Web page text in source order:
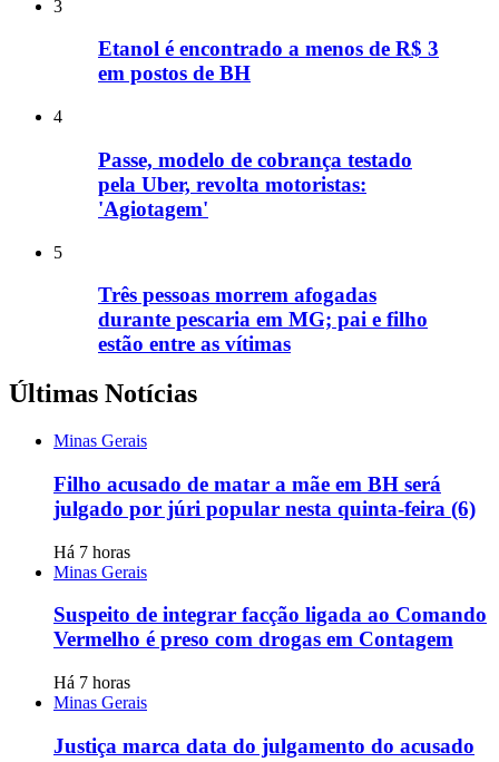
3
Etanol é encontrado a menos de R$ 3
em postos de BH
4
Passe, modelo de cobrança testado
pela Uber, revolta motoristas:
'Agiotagem'
5
Três pessoas morrem afogadas
durante pescaria em MG; pai e filho
estão entre as vítimas
Últimas Notícias
Minas Gerais
Filho acusado de matar a mãe em BH será
julgado por júri popular nesta quinta-feira (6)
Há 7 horas
Minas Gerais
Suspeito de integrar facção ligada ao Comando
Vermelho é preso com drogas em Contagem
Há 7 horas
Minas Gerais
Justiça marca data do julgamento do acusado